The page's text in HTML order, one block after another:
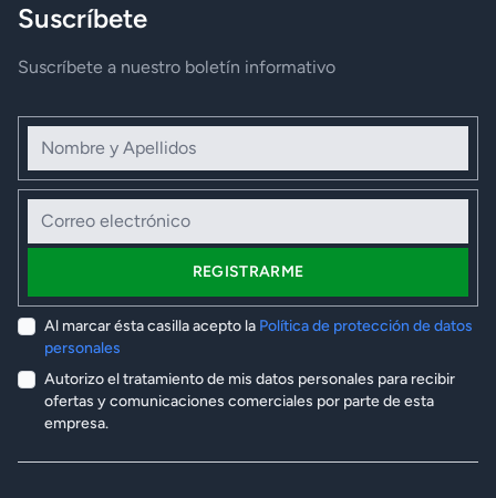
Suscríbete
Suscríbete a nuestro boletín informativo
Nombre y Apellidos
Correo electrónico
REGISTRARME
Al marcar ésta casilla acepto la Política de protección de datos
personales
Autorizo el tratamiento de mis datos personales para recibir
ofertas y comunicaciones comerciales por parte de esta
empresa.